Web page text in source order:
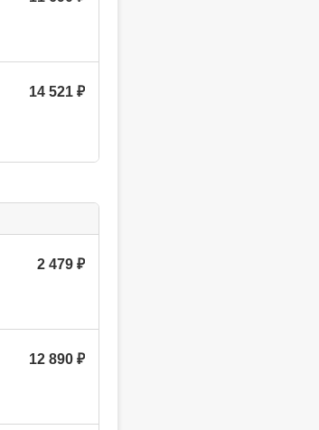
14 521
2 479
12 890